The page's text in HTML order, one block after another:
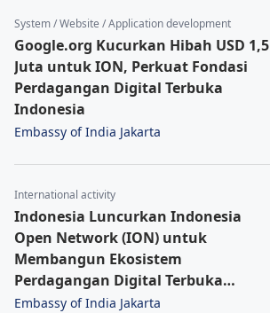
System / Website / Application development
Google.org Kucurkan Hibah USD 1,5
Juta untuk ION, Perkuat Fondasi
Perdagangan Digital Terbuka
Indonesia
Embassy of India Jakarta
International activity
Indonesia Luncurkan Indonesia
Open Network (ION) untuk
Membangun Ekosistem
Perdagangan Digital Terbuka
Nasional
Embassy of India Jakarta